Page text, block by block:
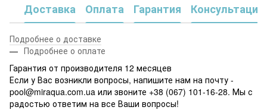
Доставка Оплата Гарантия Консультация
Подробнее о доставке
Подробнее о оплате
Гарантия от производителя 12 месяцев
Если у Вас возникли вопросы, напишите нам на почту -
pool@miraqua.com.ua или звоните +38 (067) 101-16-28. Мы с
радостью ответим на все Ваши вопросы!